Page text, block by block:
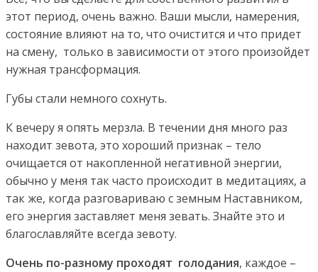
этот период, очень важно. Ваши мысли, намерения,
состояние влияют на то, что очистится и что придет
на смену, только в зависимости от этого произойдет
нужная трансформация.
Губы стали немного сохнуть.
К вечеру я опять мерзла. В течении дня много раз
находит зевота, это хороший признак – тело
очищается от накопленной негативной энергии,
обычно у меня так часто происходит в медитациях, а
так же, когда разговариваю с земным Наставником,
его энергия заставляет меня зевать. Знайте это и
благославляйте всегда зевоту.
Очень по-разному проходят голодания, каждое –